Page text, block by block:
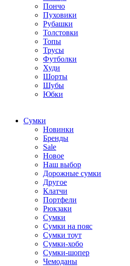
Пончо
Пуховики
Рубашки
Толстовки
Топы
Трусы
Футболки
Худи
Шорты
Шубы
Юбки
Cумки
Новинки
Бренды
Sale
Новое
Наш выбор
Дорожные сумки
Другое
Клатчи
Портфели
Рюкзаки
Сумки
Сумки на пояс
Сумки тоут
Сумки-хобо
Сумки-шопер
Чемоданы